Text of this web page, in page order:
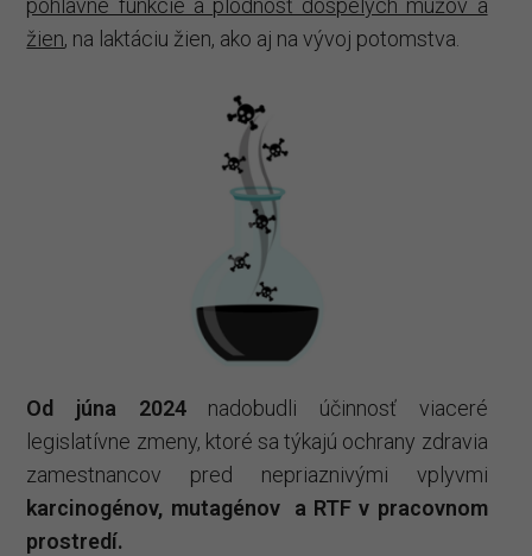
pohlavné funkcie a plodnosť dospelých mužov a
žien, na laktáciu žien, ako aj na vývoj potomstva.
Od júna 2024nadobudli účinnosť viaceré
legislatívne zmeny, ktoré sa týkajú ochrany zdravia
zamestnancov pred nepriaznivými vplyvmi
karcinogénov, mutagénov a RTF v pracovnom
prostredí.